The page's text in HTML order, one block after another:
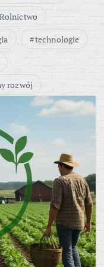
Rolnictwo
technologie
rozwój